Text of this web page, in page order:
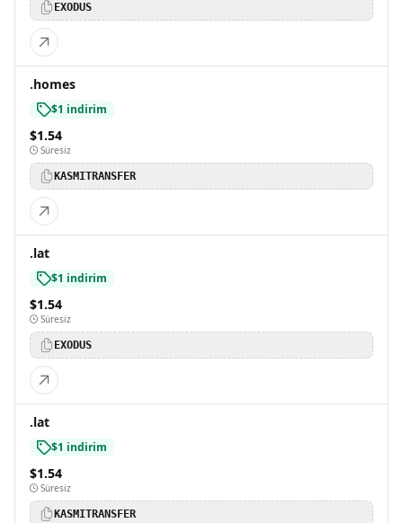
EXODUS
.homes
$1 indirim
$1.54
Süresiz
KASMITRANSFER
.lat
$1 indirim
$1.54
Süresiz
EXODUS
.lat
$1 indirim
$1.54
Süresiz
KASMITRANSFER